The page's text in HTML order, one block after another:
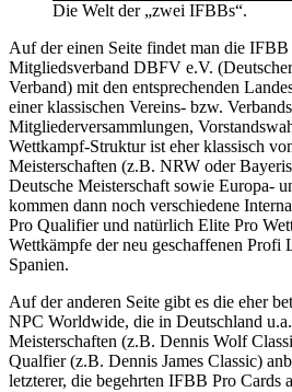
Die Welt der „zwei IFBBs“.
Auf der einen Seite findet man die IFBB
Mitgliedsverband DBFV e.V.
Verband) mit den entsprechenden
einer klassischen Vereins- bzw.
Mitgliederversammlungen,
Wettkampf-Struktur ist eher klassisch
Meisterschaften (z.B. NRW oder
Deutsche Meisterschaft sowie Europa-
kommen dann noch verschiedene
Pro Qualifier und natürlich Elite Pro
Wettkämpfe der neu geschaffenen
Spanien.
Auf der anderen Seite gibt es die eher
NPC Worldwide, die in Deutschland
Meisterschaften (z.B. Dennis Wolf
Qualfier (z.B. Dennis James Classic)
letzterer, die begehrten IFBB Pro Cards